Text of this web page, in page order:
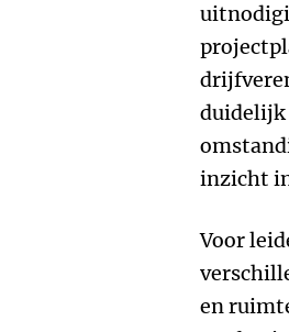
duidelijk
inzicht
Voor
en